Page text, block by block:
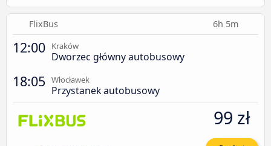
FlixBus 6h 5m
12:00 Kraków
Dworzec główny autobusowy
18:05 Włocławek
Przystanek autobusowy
99 zł